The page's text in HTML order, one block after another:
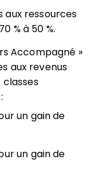
aux ressources
% à 50 %.
Accompagné »
aux revenus
classes
un gain de
un gain de